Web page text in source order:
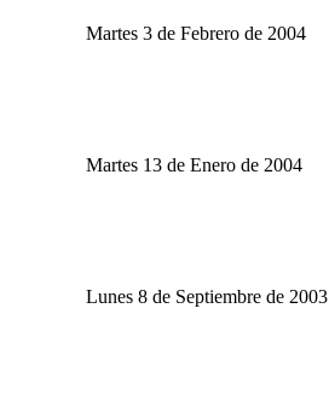
Martes 3 de Febrero de 2004
Martes 13 de Enero de 2004
Lunes 8 de Septiembre de 2003